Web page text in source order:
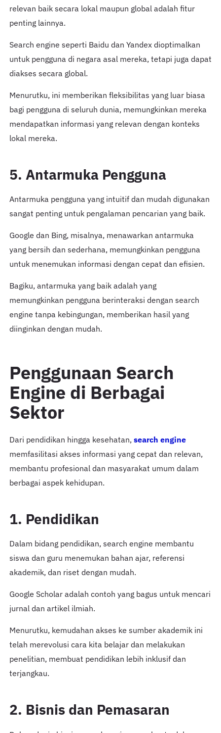
relevan baik secara lokal maupun global adalah fitur
penting lainnya.
Search engine seperti Baidu dan Yandex dioptimalkan
untuk pengguna di negara asal mereka, tetapi juga dapat
diakses secara global.
Menurutku, ini memberikan fleksibilitas yang luar biasa
bagi pengguna di seluruh dunia, memungkinkan mereka
mendapatkan informasi yang relevan dengan konteks
lokal mereka.
5. Antarmuka Pengguna
Antarmuka pengguna yang intuitif dan mudah digunakan
sangat penting untuk pengalaman pencarian yang baik.
Google dan Bing, misalnya, menawarkan antarmuka
yang bersih dan sederhana, memungkinkan pengguna
untuk menemukan informasi dengan cepat dan efisien.
Bagiku, antarmuka yang baik adalah yang
memungkinkan pengguna berinteraksi dengan search
engine tanpa kebingungan, memberikan hasil yang
diinginkan dengan mudah.
Penggunaan Search
Engine di Berbagai
Sektor
Dari pendidikan hingga kesehatan, search engine
memfasilitasi akses informasi yang cepat dan relevan,
membantu profesional dan masyarakat umum dalam
berbagai aspek kehidupan.
1. Pendidikan
Dalam bidang pendidikan, search engine membantu
siswa dan guru menemukan bahan ajar, referensi
akademik, dan riset dengan mudah.
Google Scholar adalah contoh yang bagus untuk mencari
jurnal dan artikel ilmiah.
Menurutku, kemudahan akses ke sumber akademik ini
telah merevolusi cara kita belajar dan melakukan
penelitian, membuat pendidikan lebih inklusif dan
terjangkau.
2. Bisnis dan Pemasaran